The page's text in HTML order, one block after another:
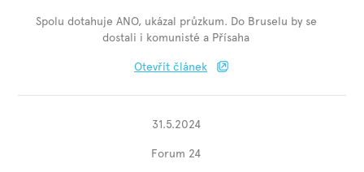
Spolu dotahuje ANO, ukázal průzkum. Do Bruselu by se
dostali i komunisté a Přísaha
Otevřít článek
31.5.2024
Forum 24